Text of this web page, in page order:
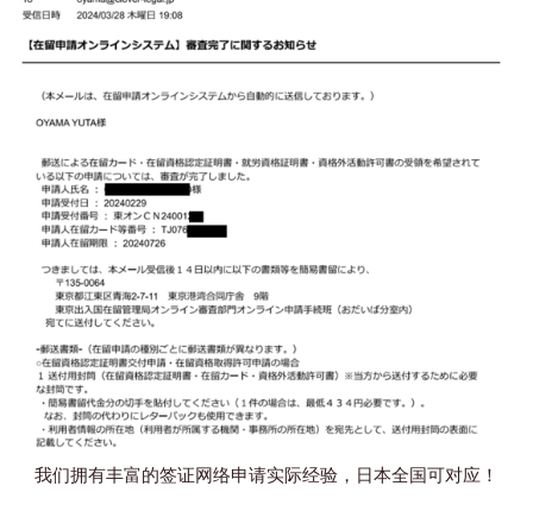
我们拥有丰富的签证网络申请实际经验，日本全国可对应！